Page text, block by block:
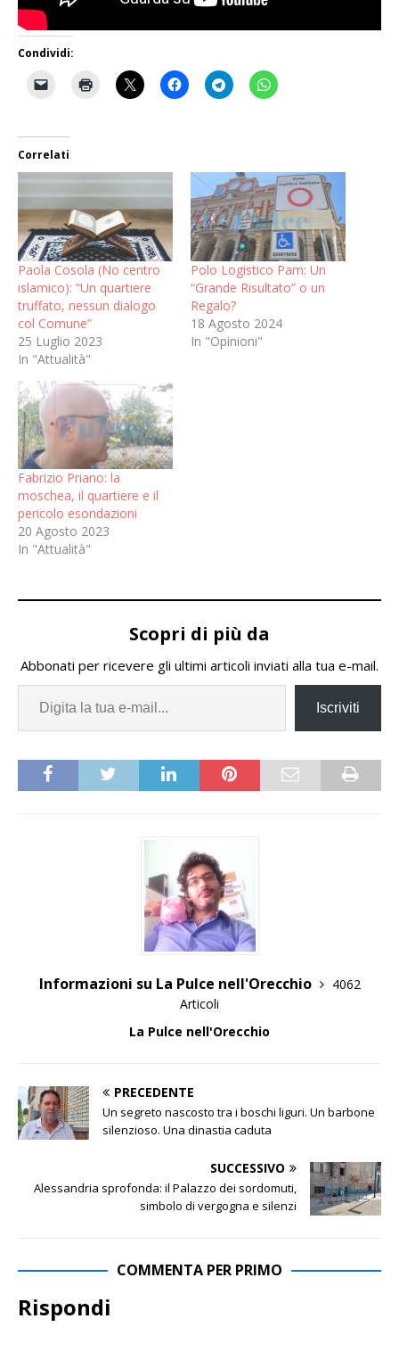
Condividi:
Correlati
Paola Cosola (No centro
islamico): “Un quartiere
truffato, nessun dialogo
col Comune”
25 Luglio 2023
In "Attualità"
Polo Logistico Pam: Un
“Grande Risultato” o un
Regalo?
18 Agosto 2024
In "Opinioni"
Fabrizio Priano: la
moschea, il quartiere e il
pericolo esondazioni
20 Agosto 2023
In "Attualità"
Scopri di più da
Abbonati per ricevere gli ultimi articoli inviati alla tua e-mail.
Iscriviti
Informazioni su La Pulce nell'Orecchio
4062
Articoli
La Pulce nell'Orecchio
PRECEDENTE
Un segreto nascosto tra i boschi liguri. Un barbone
silenzioso. Una dinastia caduta
SUCCESSIVO
Alessandria sprofonda: il Palazzo dei sordomuti,
simbolo di vergogna e silenzi
COMMENTA PER PRIMO
Rispondi